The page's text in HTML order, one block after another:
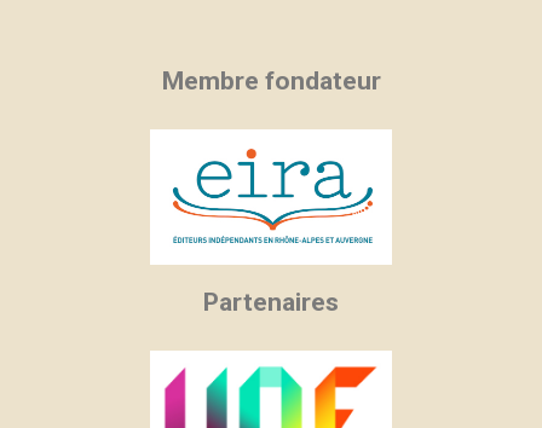
Membre fondateur
Partenaires